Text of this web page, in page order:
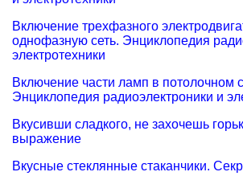
Включение трехфазного
однофазную сеть. Энциклопедия
электротехники
Включение части ламп в потолочном
Энциклопедия радиоэлектроники и
Вкусивши сладкого, не захочешь
выражение
Вкусные стеклянные стаканчики.